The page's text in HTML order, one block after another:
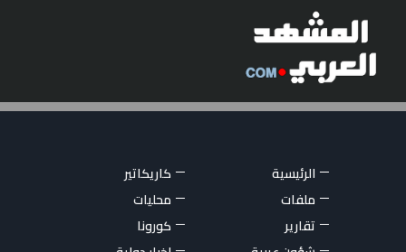
الرئيسية
كاريكاتير
ملفات
محليات
تقارير
كورونا